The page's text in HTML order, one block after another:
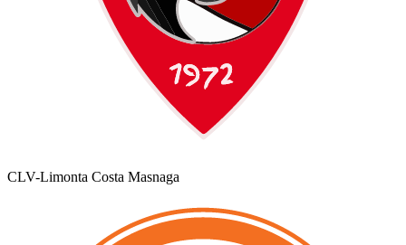
CLV-Limonta Costa Masnaga